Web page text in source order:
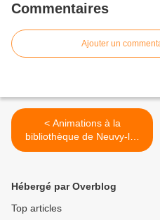
Commentaires
Ajouter un
< Animations à la
bibliothèque de Neuvy-le-
Roi
Hébergé par Overblog
Top articles